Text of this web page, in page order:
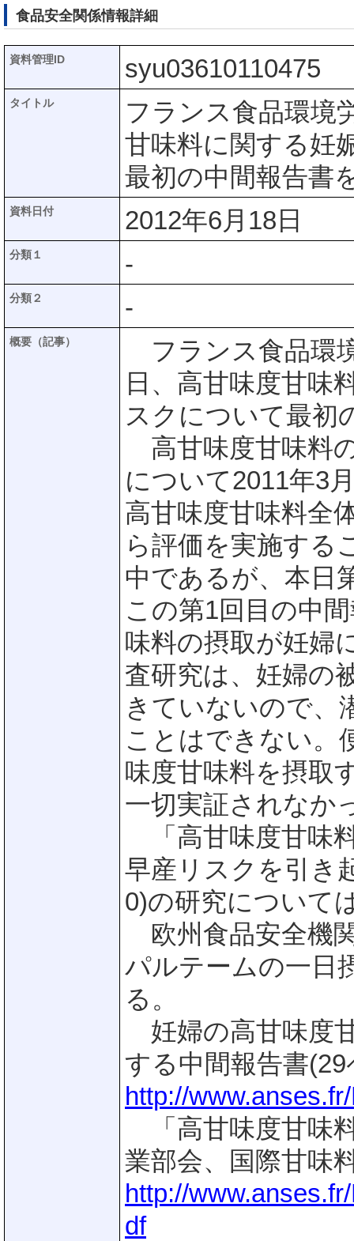
食品安全関係情報詳細
資料管理ID syu03610110475
タイトル
フランス食品環境
甘味料に関する妊
最初の中間報告書
資料日付 2012年6月18日
分類１ -
分類２ -
概要（記事）
フランス食品環
日、高甘味度甘味
スクについて最初
高甘味度甘味料
について2011年3
高甘味度甘味料全
ら評価を実施する
中であるが、本日
この第1回目の中
味料の摂取が妊婦
査研究は、妊婦の
きていないので、
ことはできない。
味度甘味料を摂取
一切実証されなか
「高甘味度甘味
早産リスクを引き
0)の研究について
欧州食品安全機
パルテームの一日
る。
妊婦の高甘味度
する中間報告書
http://
「高甘味度甘味
業部会、国際甘味
http://
df